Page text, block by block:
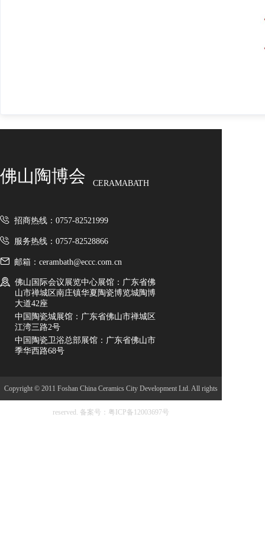
佛山陶博会 CERAMABATH
招商热线：0757-82521999
服务热线：0757-82528866
邮箱：cerambath@eccc.com.cn
佛山国际会议展览中心展馆：广东省佛
山市禅城区南庄镇华夏陶瓷博览城陶博
大道42座
中国陶瓷城展馆：广东省佛山市禅城区
江湾三路2号
中国陶瓷卫浴总部展馆：广东省佛山市
季华西路68号
Copyright © 2011 Foshan China Ceramics City Development Ltd. All rights
reserved. 备案号：粤ICP备12003697号